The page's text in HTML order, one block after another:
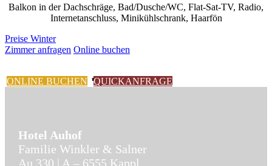
Balkon in der Dachschräge, Bad/Dusche/WC, Flat-Sat-TV, Radio,
Internetanschluss, Minikühlschrank, Haarfön
Preise Winter
Zimmer anfragen Online buchen
ONLINE BUCHEN QUICKANFRAGE
Hotel Auhof
Familie Winkler & Salner
Au 330 | A – 6555 Kappl